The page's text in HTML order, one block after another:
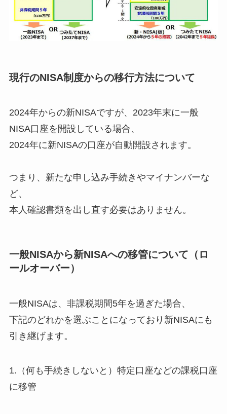
現行のNISA制度からの移行方法について
2024年からの新NISAですが、2023年末に一般
NISA口座を開設している場合、
2024年に新NISAの口座が自動開設されます。
つまり、新たな申し込み手続きやマイナンバーな
ど、
本人確認書類を出し直す必要はありません。
一般NISAから新NISAへの移管について（ロ
ールオーバー）
一般NISAは、非課税期間5年を過ぎた場合、
下記のどれかを選ぶことになっており新NISAにも
引き継げます。
1.（何も手続きしないと）特定口座などの課税口座
に移管